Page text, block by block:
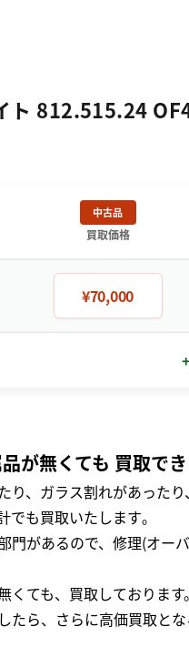
ト 812.515.24
中古品
買取価格
¥70,000
+
が無くても 買取でき
、ガラス割れがあったり
でも買取いたします｡
門があるので、修理(オ
ても、買取しております。
たら、さらに高価買取と